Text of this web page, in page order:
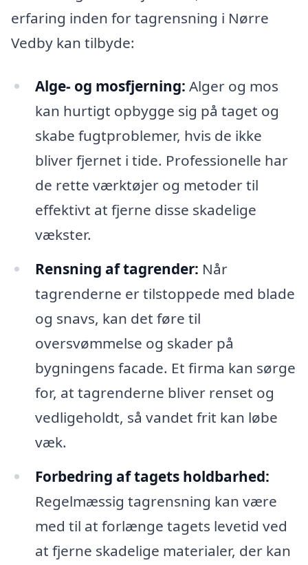
erfaring inden for tagrensning i Nørre
Vedby kan tilbyde:
Alge- og mosfjerning: Alger og mos
kan hurtigt opbygge sig på taget og
skabe fugtproblemer, hvis de ikke
bliver fjernet i tide. Professionelle har
de rette værktøjer og metoder til
effektivt at fjerne disse skadelige
vækster.
Rensning af tagrender: Når
tagrenderne er tilstoppede med blade
og snavs, kan det føre til
oversvømmelse og skader på
bygningens facade. Et firma kan sørge
for, at tagrenderne bliver renset og
vedligeholdt, så vandet frit kan løbe
væk.
Forbedring af tagets holdbarhed:
Regelmæssig tagrensning kan være
med til at forlænge tagets levetid ved
at fjerne skadelige materialer, der kan